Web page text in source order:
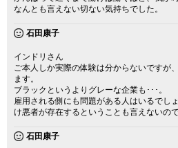
なんとも言えない切ない気持ちでした。
石田康子
インドリさん
ご本人しか実際の体験は分からないですが
ます。
ブラックというよりグレーな企業も･･･。
雇用される側にも問題がある人はいるでし
け悪者が存在するということも言えないので
石田康子